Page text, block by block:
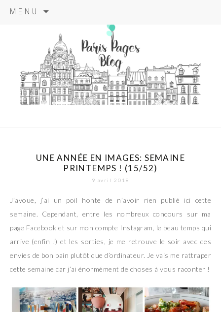
MENU
principal
paris pages
blog
UNE ANNÉE EN IMAGES: SEMAINE
PRINTEMPS ! (15/52)
9 avril 2018
J’avoue, j’ai un poil honte de n’avoir rien publié ici cette
semaine. Cependant, entre les nombreux concours sur ma
page Facebook et sur mon compte Instagram, le beau temps qui
arrive (enfin !) et les sorties, je me retrouve le soir avec des
envies de bon bain plutôt que d’ordinateur. Je vais me rattraper
cette semaine car j’ai énormément de choses à vous raconter !